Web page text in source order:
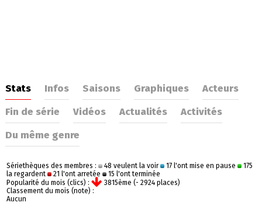
Stats Infos Saisons Graphiques
Acteurs
Fin de série
Vidéos Actualités
Activités
Du même genre
Sériethèques des membres : 48 veulent la voir 17 l'ont mise en pause
175
la regardent
21 l'ont arretée
15 l'ont terminée
Popularité du mois (clics) :
3815ème (- 2924 places)
Classement du mois (note) :
Aucun